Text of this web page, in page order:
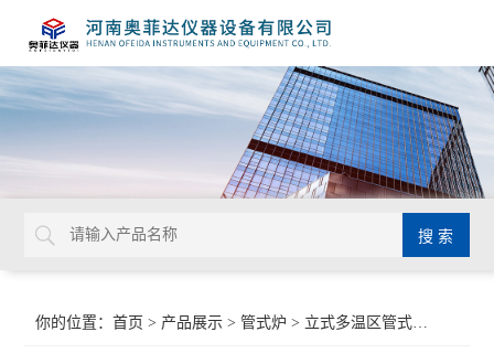
你的位置：首页 > 产品展示 >管式炉 > 立式多温区管式炉